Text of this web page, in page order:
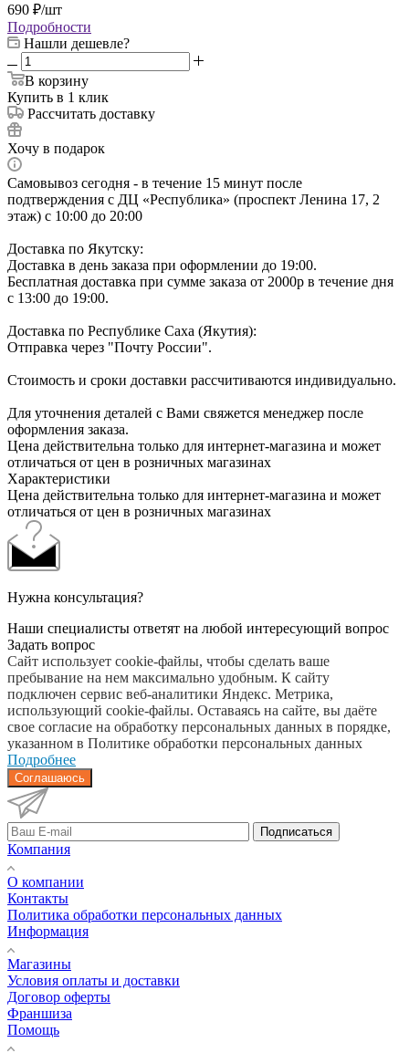
690 ₽/шт
Подробности
Нашли дешевле?
В корзину
Купить в 1 клик
Рассчитать доставку
Хочу в подарок
Самовывоз сегодня - в течение 15 минут после
подтверждения с ДЦ «Республика» (проспект Ленина 17, 2
этаж) с 10:00 до 20:00
Доставка по Якутску:
Доставка в день заказа при оформлении до 19:00.
Бесплатная доставка при сумме заказа от 2000р в течение дня
с 13:00 до 19:00.
Доставка по Республике Саха (Якутия):
Отправка через "Почту России".
Стоимость и сроки доставки рассчитиваются индивидуально.
Для уточнения деталей с Вами свяжется менеджер после
оформления заказа.
Цена действительна только для интернет-магазина и может
отличаться от цен в розничных магазинах
Характеристики
Цена действительна только для интернет-магазина и может
отличаться от цен в розничных магазинах
Нужна консультация?
Наши специалисты ответят на любой интересующий вопрос
Задать вопрос
Сайт использует cookie-файлы, чтобы сделать ваше
пребывание на нем максимально удобным. К cайту
подключен сервис веб-аналитики Яндекс. Метрика,
использующий cookie-файлы. Оставаясь на сайте, вы даёте
свое согласие на обработку персональных данных в порядке,
указанном в Политике обработки персональных данных
Подробнее
Соглашаюсь
Подписаться
Компания
О компании
Контакты
Политика обработки персональных данных
Информация
Магазины
Условия оплаты и доставки
Договор оферты
Франшиза
Помощь